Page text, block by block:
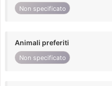
Non specificato
Animali preferiti
Non specificato